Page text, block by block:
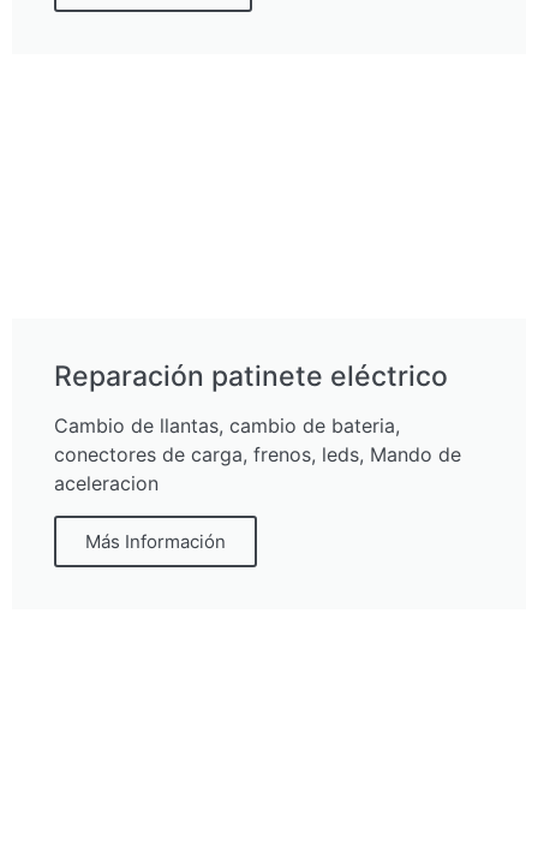
Reparación patinete eléctrico
Cambio de llantas, cambio de bateria,
conectores de carga, frenos, leds, Mando de
aceleracion
Más Información